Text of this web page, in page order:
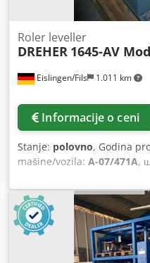
Eislingen/Fils 1.011 km
Roler leveller
DREHER 1645-AV
Informacije o ceni
Stanje: polovno, Godina
mašine/vozila: A-07/471A,
пречник за исправљање
лима - мин. корака,4 мм
тежина: 0,4 т димензије
интегрисаним подесивим
реверзирањем,
аутоматски рад, уводним